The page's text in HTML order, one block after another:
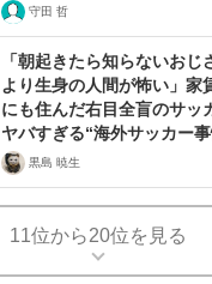
守田 哲
「朝起きたら知らないお
より生身の人間が怖い」家
にも住んだ右目全盲のサッ
ヤバすぎる“海外サッカー
黒島 暁生
11位から20位を見る